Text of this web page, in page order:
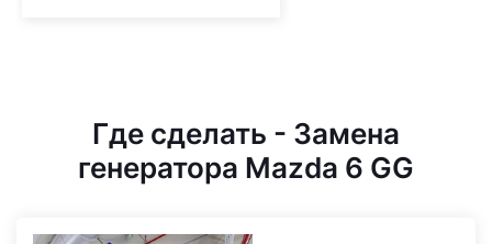
Где сделать - Замена
генератора Mazda 6 GG